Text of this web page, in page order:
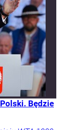
Będzie